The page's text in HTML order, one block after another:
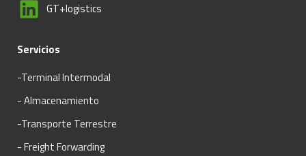
GT+logistics
Servicios
-Terminal Intermodal
- Almacenamiento
-Transporte Terrestre
- Freight Forwarding